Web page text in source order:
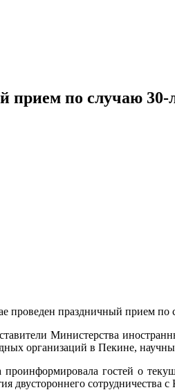
прием по случаю
проведен праздничный прием
Министерства
организаций в Пекине,
гостей о
двустороннего